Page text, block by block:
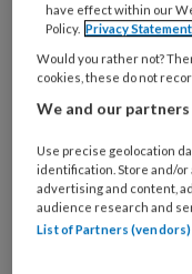
ruim twee
mensen met
lokale
have effect within our
Policy. Privacy Statement
Would you rather not?
cookies, these do not
We and our
Use precise geolocation
identification. Store and/or
advertising and content,
audience research and
List of Partners (vendors)